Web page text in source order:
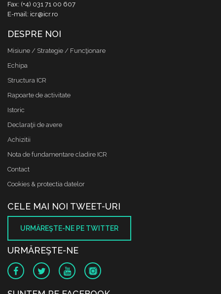
Fax: (+4) 031 71 00 607
E-mail: icr@icr.ro
DESPRE NOI
Misiune / Strategie / Funcţionare
Echipa
Structura ICR
Rapoarte de activitate
Istoric
Declaraţii de avere
Achizitii
Nota de fundamentare cladire ICR
Contact
Cookies & protectia datelor
CELE MAI NOI TWEET-URI
URMĂREŞTE-NE PE TWITTER
URMĂREŞTE-NE